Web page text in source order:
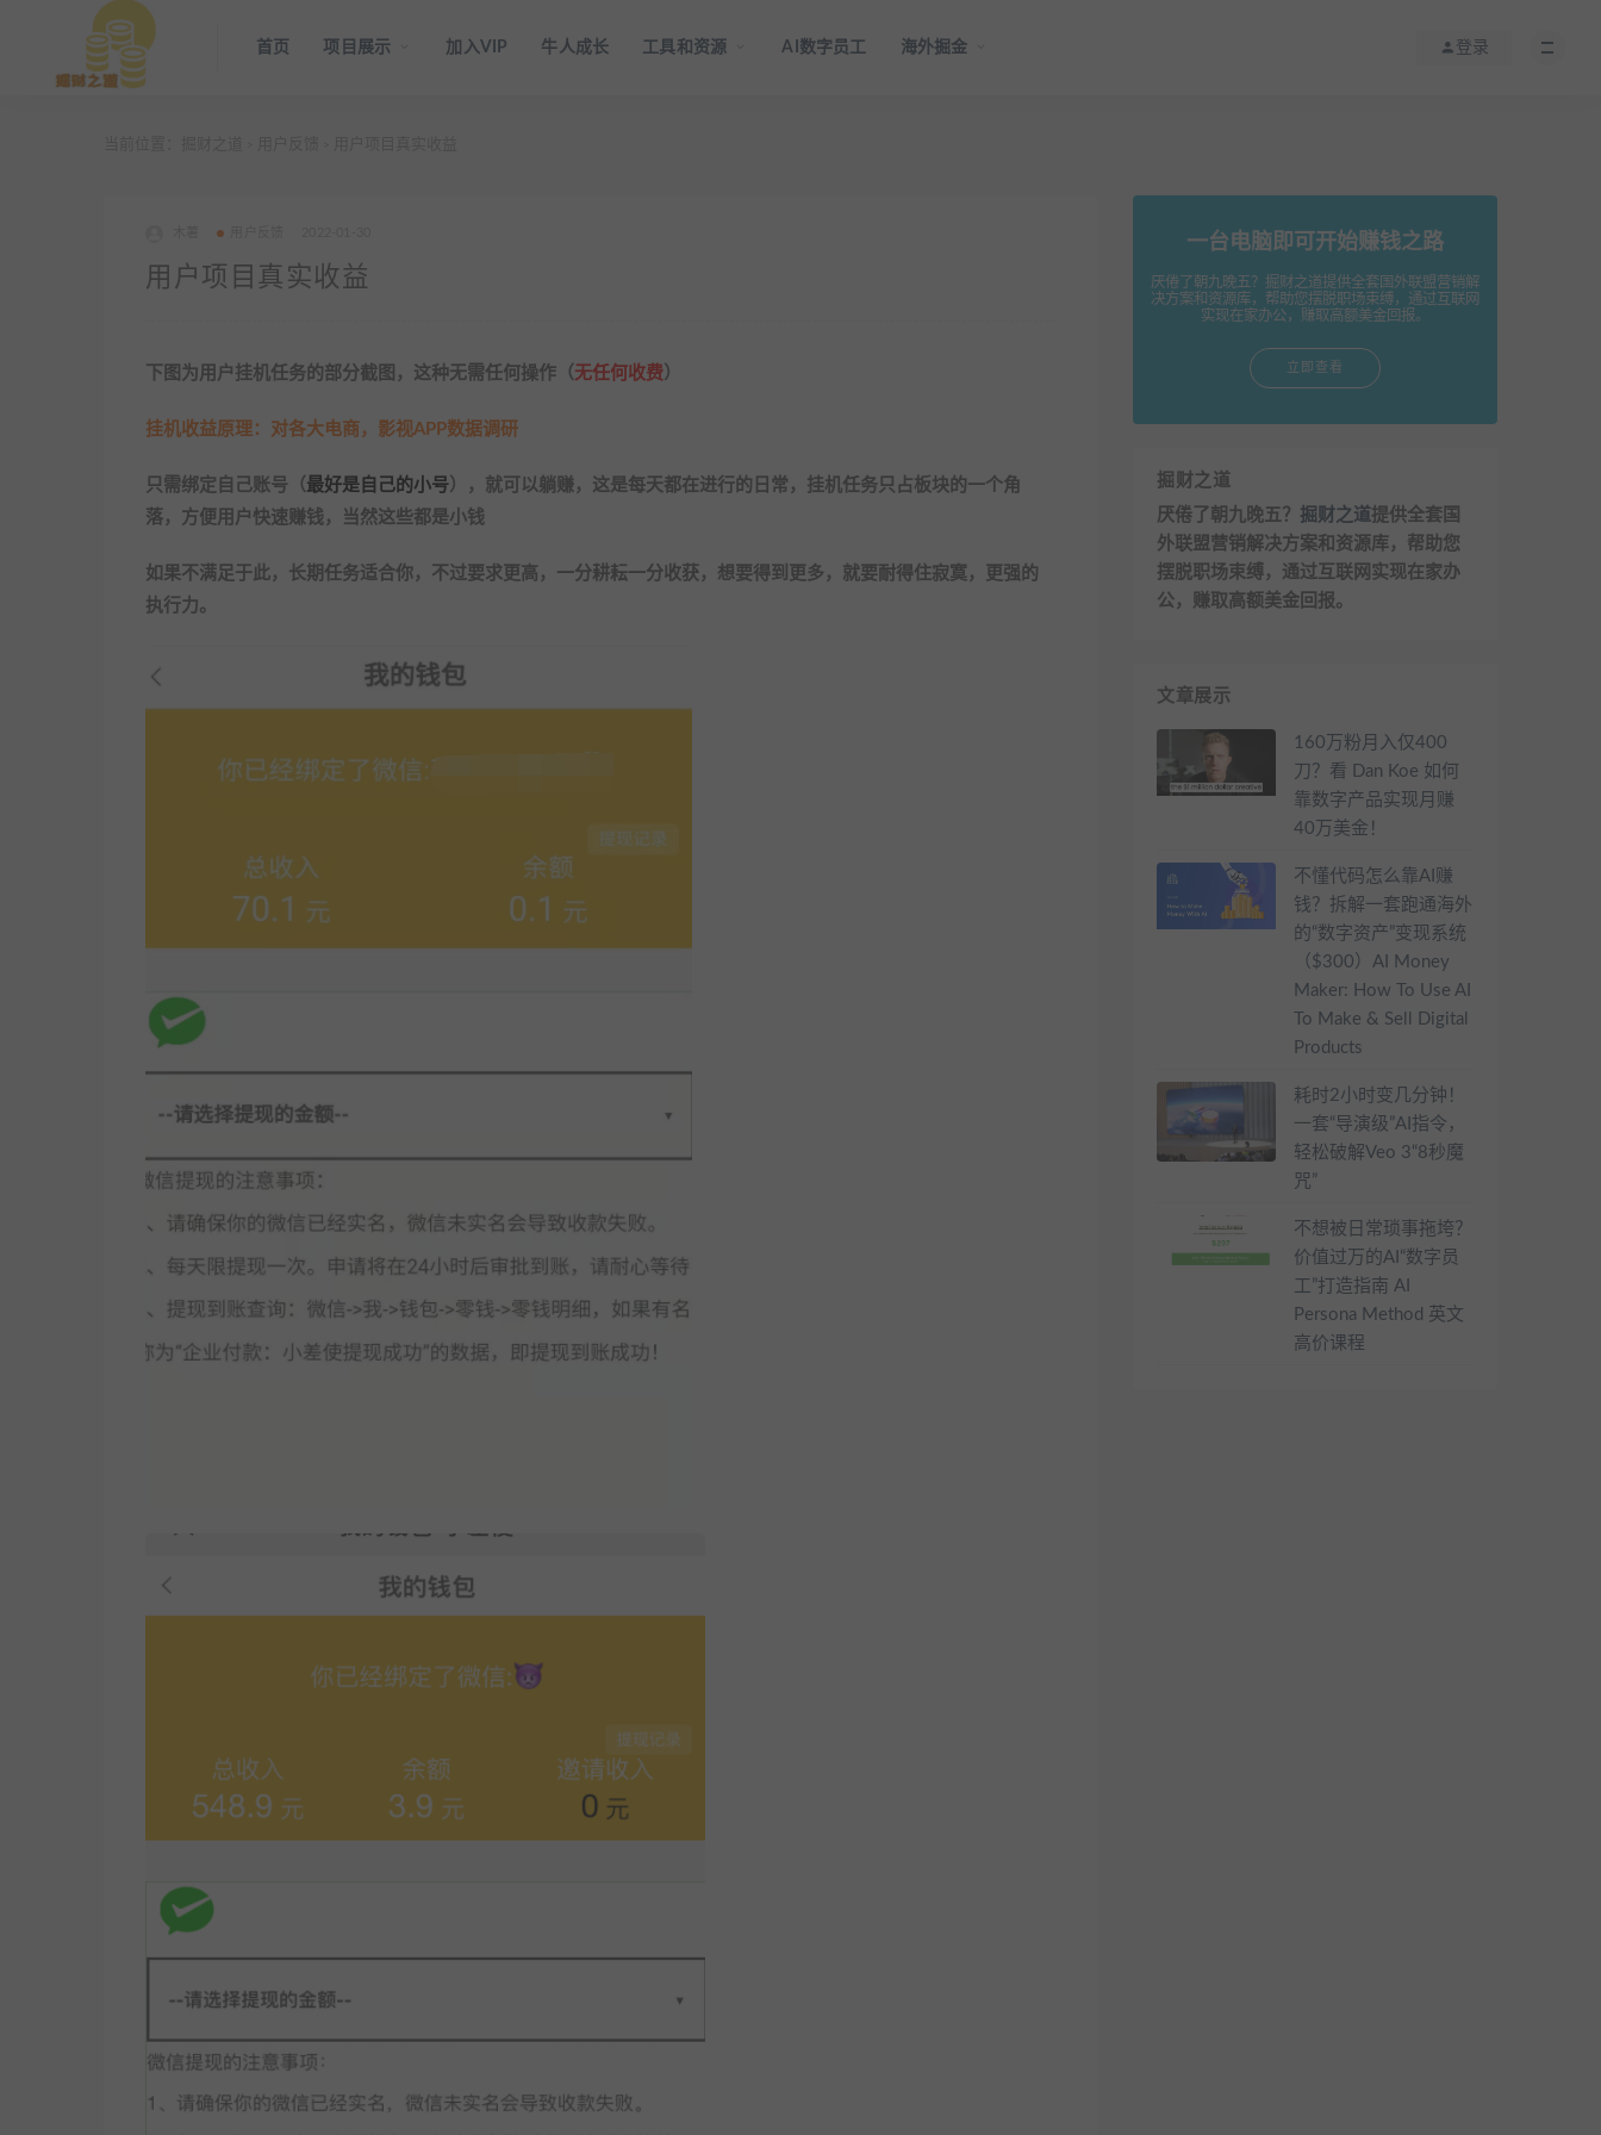
首页 项目展示 加入VIP 牛人成长 工具和资源 AI数字员工 海外掘金 登录
用户项目真实收益
下图为用户挂机任务的部分截图，这种无需任何操作（无任何收费）
挂机收益原理：对各大电商，影视APP数据调研
只需绑定自己账号（最好是自己的小号），就可以躺赚，这是每天都在进行的日常，挂机任务只占板块的一个角
落，方便用户快速赚钱，当然这些都是小钱
如果不满足于此，长期任务适合你，不过要求更高，一分耕耘一分收获，想要得到更多，就要耐得住寂寞，更强的
执行力。
一台电脑即可开始赚钱之路
厌倦了朝九晚五？掘财之道提供全套国外联盟营销解
决方案和资源库，帮助您摆脱职场束缚，通过互联网
实现在家办公，赚取高额美金回报。
立即查看
掘财之道
厌倦了朝九晚五？ 掘财之道提供全套国
外联盟营销解决方案和资源库，帮助您
摆脱职场束缚，通过互联网实现在家办
公，赚取高额美金回报。
文章展示
160万粉月入仅400
刀？看 Dan Koe 如何
靠数字产品实现月赚
40万美金！
不懂代码怎么靠AI赚
钱？拆解一套跑通海外
的“数字资产”变现系统
（$300）AI Money
Maker: How To Use AI
To Make & Sell Digital
Products
耗时2小时变几分钟！
一套“导演级”AI指令，
轻松破解Veo 3“8秒魔
咒”
不想被日常琐事拖垮？
价值过万的AI“数字员
工”打造指南 AI
Persona Method 英文
高价课程